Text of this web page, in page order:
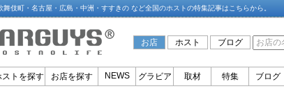
舞伎町・名古屋・広島・中洲・すすきの など全国のホストの特集記事はこちらから。
お店 ホスト ブログ
ストを探す お店を探す NEWS グラビア 取材 特集 ブログ